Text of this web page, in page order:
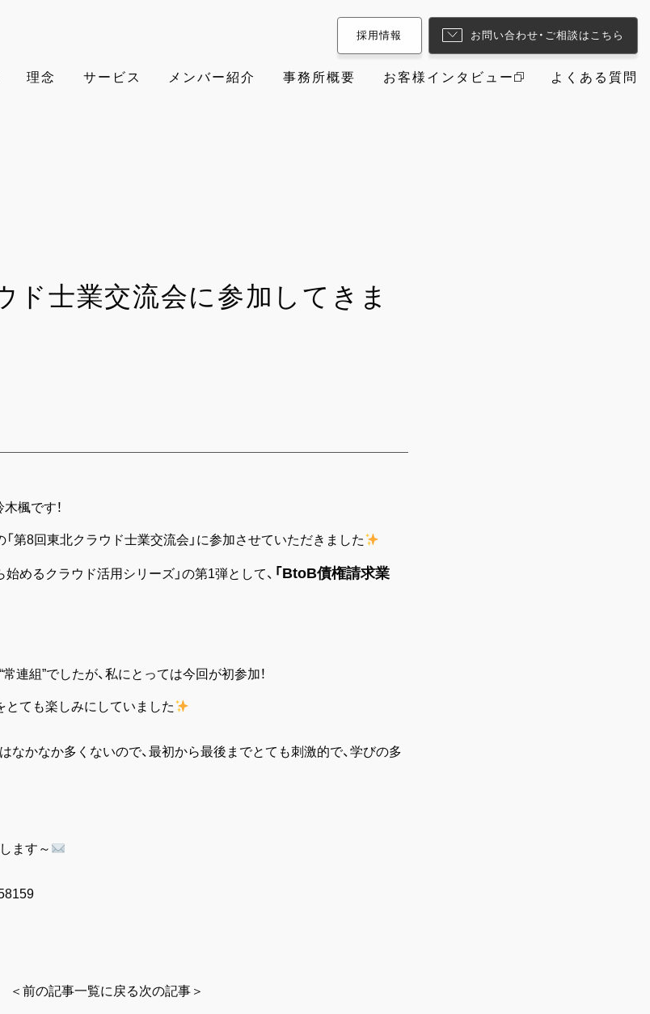
採用情報 お問い合わせ・ご相談はこちら
理念 サービス メンバー紹介 事務所概要 お客様インタビュー よくある質問
ド士業交流会に参加してきま
楓です！
第8回東北クラウド士業交流会」に参加させていただきました
めるクラウド活用シリーズ」の第1弾として、 「BtoB債権請求業
連組”でしたが、私にとっては今回が初参加！
とても楽しみにしていました
なかなか多くないので、最初から最後までとても刺激的で、学びの多
ます～
＜前の記事一覧に戻る次の記事＞